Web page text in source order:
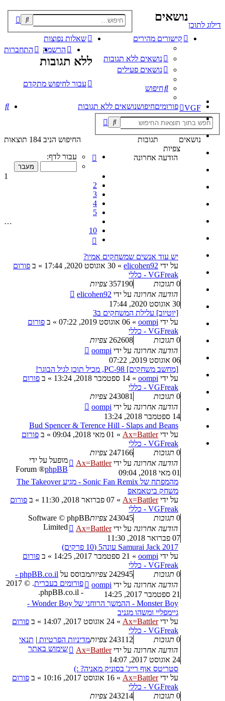
דילוג לתוכן
קישורים מהירים
נושאים ללא תגובות
נושאים פעילים
חיפוש
שאלות נפוצות
התחברות
הרשמה
VGF פורומיםחיפושנושאים ללא תגובות
נושאים
ללא תגובות
עבור לחיפוש מתקדם
חיפוש
החיפוש הניב 184 תוצאות
דף
מתוך
10
עבור לדף:
1
2
3
4
5
…
10
הבא
נושאים
תגובות
צפיות
הודעה אחרונה
יש עוד אנשים שמשחקים אמיו?
על ידי elicohen92
» 30 אוגוסט 2020, 17:44 » ב פורום
VGFreak - כללי
0 תגובות 357190 צפיות
הודעה אחרונה על ידי elicohen92
30 אוגוסט 2020, 17:44
[יוטיוב] עלילת המשחקים ב3
על ידי oompi
» 06 אוגוסט 2019, 07:22 » ב פורום
VGFreak - כללי
0 תגובות 262608 צפיות
הודעה אחרונה על ידי oompi
06 אוגוסט 2019, 07:22
[מחשב משחקים] PC-98, מכיל תוכן לגיל הבוגר!
על ידי oompi
» 14 ספטמבר 2018, 13:24 » ב פורום
VGFreak - כללי
0 תגובות 243081 צפיות
הודעה אחרונה על ידי oompi
14 ספטמבר 2018, 13:24
Bud Spencer & Terence Hill - Slaps and Beans
על ידיAx=Battler
» 01 מאי 2018, 09:04 » ב פורום
VGFreak - כללי
0 תגובות 247166 צפיות
הודעה אחרונה על ידיAx=Battler
01 מאי 2018, 09:04
מהמפתח של Sonic Fan Remix - מגיע The Takeover
משחק ביטאמאפ
על ידיAx=Battler
» 07 פברואר 2018, 11:30 » ב פורום
VGFreak - כללי
0 תגובות 243045 צפיות
הודעה אחרונה על ידיAx=Battler
07 פברואר 2018, 11:30
Samurai Jack 2017 עונה5 (10 פרקים)
על ידי oompi
» 21 ספטמבר 2017, 14:25 » ב פורום
VGFreak - כללי
0 תגובות 242945 צפיות
הודעה אחרונה על ידי oompi
21 ספטמבר 2017, 14:25
Monster Boy - ההמשך הרוחני של Wonder Boy -
גיימפליי ומשהו מגניב
על ידיAx=Battler
» 24 אוגוסט 2017, 14:07 » ב פורום
VGFreak - כללי
0 תגובות 243112 צפיות
הודעה אחרונה על ידיAx=Battler
24 אוגוסט 2017, 14:07
סטריטס אוף רייג' בסוניק מאניה? :)
על ידיAx=Battler
» 16 אוגוסט 2017, 10:16 » ב פורום
VGFreak - כללי
0 תגובות 243214 צפיות
מופעל על ידי
phpBB
® Forum
Software © phpBB
Limited
מבוסס על
phpBB.co.il -
פורומים בעברית
. © 2017
- phpBB.co.il.
מדיניות הפרטיות | תנאי
שימוש באתר